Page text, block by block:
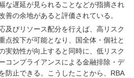
な遅延が見られることなどが指摘され
善の余地があると評価されている。
及びリソース配分を行えば、高リスク
点投下が可能となり、国全体・個社と
実効性が向上すると同時に、低リスク
コンプライアンスによる金融排除・デ
防止できる。こうしたことから、RBA